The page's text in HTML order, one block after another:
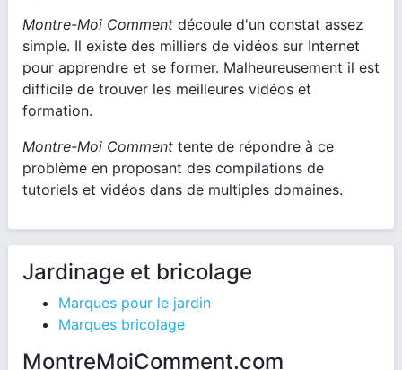
Montre-Moi Comment découle d'un constat assez
simple. Il existe des milliers de vidéos sur Internet
pour apprendre et se former. Malheureusement il est
difficile de trouver les meilleures vidéos et
formation.
Montre-Moi Comment tente de répondre à ce
problème en proposant des compilations de
tutoriels et vidéos dans de multiples domaines.
Jardinage et bricolage
Marques pour le jardin
Marques bricolage
MontreMoiComment.com